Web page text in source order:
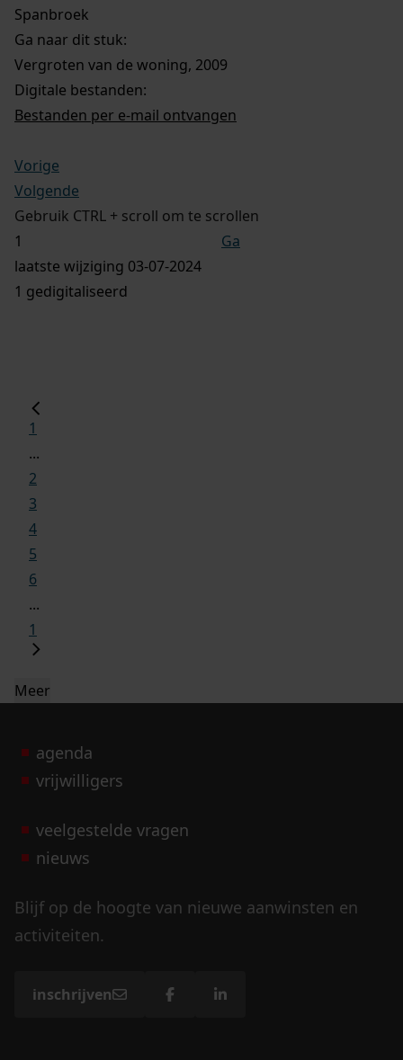
Spanbroek
Ga naar dit stuk:
Vergroten van de woning, 2009
Digitale bestanden:
Bestanden per e-mail ontvangen
Vorige
Volgende
Gebruik CTRL + scroll om te scrollen
Ga
laatste wijziging 03-07-2024
1 gedigitaliseerd
1
...
2
3
4
5
6
...
1
Meer
agenda
vrijwilligers
veelgestelde vragen
nieuws
Blijf op de hoogte van nieuwe aanwinsten en
activiteiten.
inschrijven